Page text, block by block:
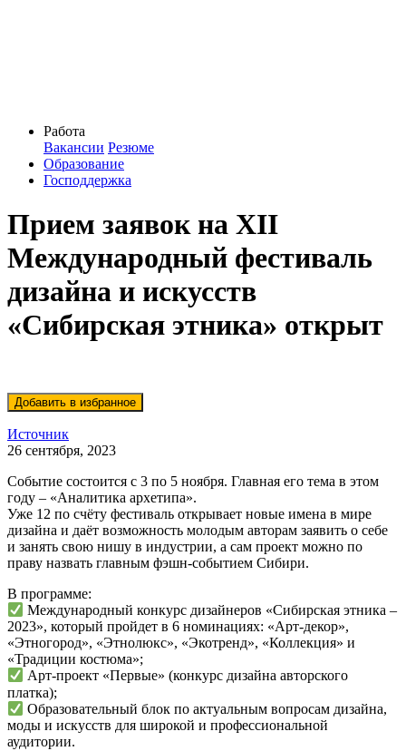
Работа
Вакансии Резюме
Образование
Господдержка
Прием заявок на XII
Международный фестиваль
дизайна и искусств
«Сибирская этника» открыт
Источник
26 сентября, 2023
Событие состоится с 3 по 5 ноября. Главная его тема в этом
году – «Аналитика архетипа».
Уже 12 по счёту фестиваль открывает новые имена в мире
дизайна и даёт возможность молодым авторам заявить о себе
и занять свою нишу в индустрии, а сам проект можно по
праву назвать главным фэшн-событием Сибири.
В программе:
Международный конкурс дизайнеров «Сибирская этника –
2023», который пройдет в 6 номинациях: «Арт-декор»,
«Этногород», «Этнолюкс», «Экотренд», «Коллекция» и
«Традиции костюма»;
Арт-проект «Первые» (конкурс дизайна авторского
платка);
Образовательный блок по актуальным вопросам дизайна,
моды и искусств для широкой и профессиональной
аудитории.